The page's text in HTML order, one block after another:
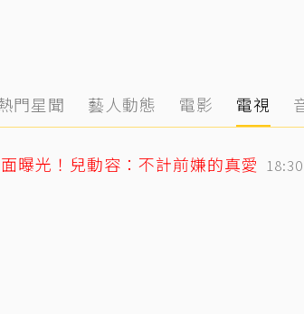
門星聞 藝人動態 電影 電視
曝光！兒動容：不計前嫌的真愛 18:30